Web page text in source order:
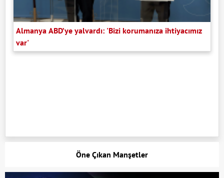
Almanya ABD’ye yalvardı: 'Bizi korumanıza ihtiyacımız
var'
Öne Çıkan Manşetler